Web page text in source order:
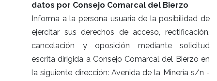
datos por Consejo Comarcal del Bierzo
Informa a la persona usuaria de la posibilidad de
ejercitar sus derechos de acceso, rectificación,
cancelación y oposición mediante solicitud
escrita dirigida a Consejo Comarcal del Bierzo en
la siguiente dirección: Avenida de la Minería s/n -